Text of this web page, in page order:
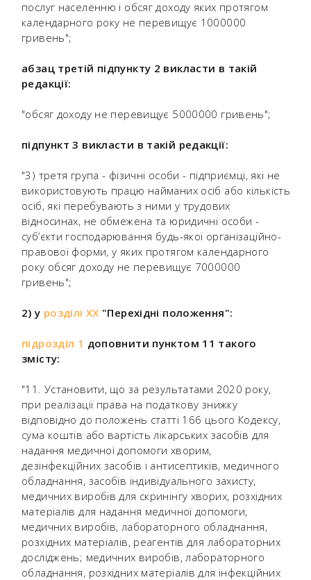
послуг населенню і обсяг доходу яких протягом
календарного року не перевищує 1000000
гривень";
абзац третій підпункту 2 викласти в такій
редакції:
"обсяг доходу не перевищує 5000000 гривень";
підпункт 3 викласти в такій редакції:
"3) третя група - фізичні особи - підприємці, які не
використовують працю найманих осіб або кількість
осіб, які перебувають з ними у трудових
відносинах, не обмежена та юридичні особи -
суб’єкти господарювання будь-якої організаційно-
правової форми, у яких протягом календарного
року обсяг доходу не перевищує 7000000
гривень";
2) у розділі XX "Перехідні положення":
підрозділ 1 доповнити пунктом 11 такого
змісту:
"11. Установити, що за результатами 2020 року,
при реалізації права на податкову знижку
відповідно до положень статті 166 цього Кодексу,
сума коштів або вартість лікарських засобів для
надання медичної допомоги хворим,
дезінфекційних засобів і антисептиків, медичного
обладнання, засобів індивідуального захисту,
медичних виробів для скринінгу хворих, розхідних
матеріалів для надання медичної допомоги,
медичних виробів, лабораторного обладнання,
розхідних матеріалів, реагентів для лабораторних
досліджень; медичних виробів, лабораторного
обладнання, розхідних матеріалів для інфекційних